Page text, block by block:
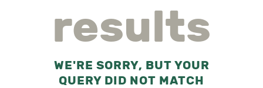
results
WE'RE SORRY, BUT YOUR
QUERY DID NOT MATCH